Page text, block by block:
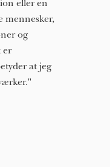
eller en
mennesker,
og
er
at jeg